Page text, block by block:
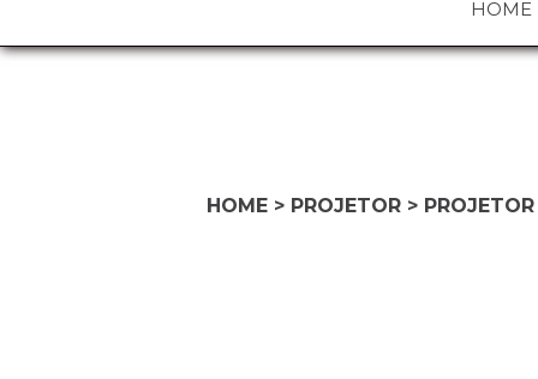
HOME
HOME > PROJETOR > PROJETOR